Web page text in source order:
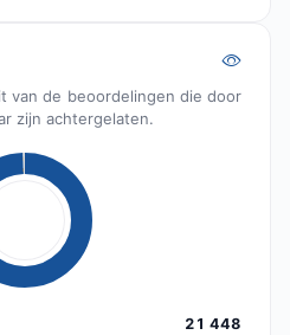
van de beoordelingen die door
zijn achtergelaten.
21 448